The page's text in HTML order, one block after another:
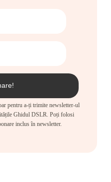
pentru a-ți trimite newsletter-ul
Ghidul DSLR. Poți folosi
inclus în newsletter.